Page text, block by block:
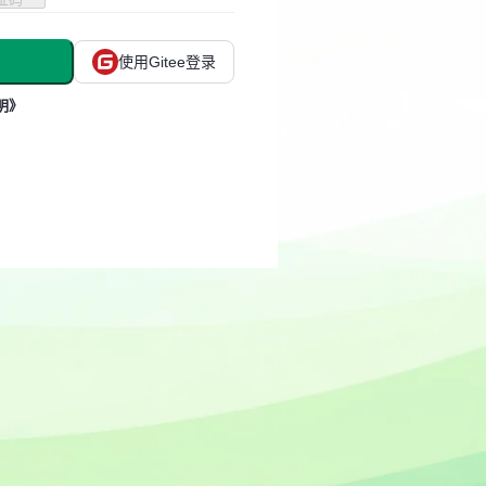
使用Gitee登录
》